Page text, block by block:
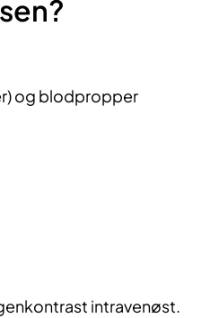
og blodpropper
intravenøst.